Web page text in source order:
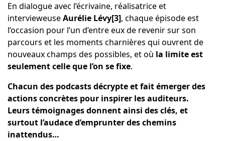
En dialogue avec l’écrivaine, réalisatrice et
intervieweuseAurélie Lévy[3], chaque épisode est
l’occasion pour l’un d’entre eux de revenir sur son
parcours et les moments charnières qui ouvrent de
nouveaux champs des possibles, et où la limite est
seulement celle que l’on se fixe.
Chacun des podcasts décrypte et fait émerger des
actions concrètes pour inspirer les auditeurs.
Leurs témoignages donnent ainsi des clés, et
surtout l’audace d’emprunter des chemins
inattendus…